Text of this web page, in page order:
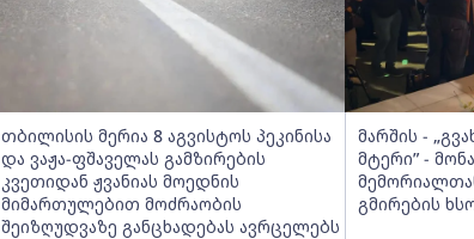
თბილისის მერია 8 აგვისტოს პეკინისა
და ვაჟა-ფშაველას გამზირების
კვეთიდან ჟვანიას მოედნის
მიმართულებით მოძრაობის
შეიზღუდვაზე განცხადებას ავრცელებს
მარშის -
მტერი” -
გმირების